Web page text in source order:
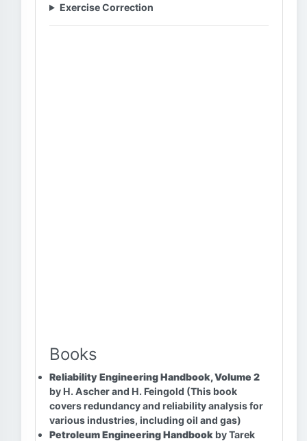
Exercise Correction
Books
Reliability Engineering Handbook, Volume 2
by H. Ascher and H. Feingold (This book
covers redundancy and reliability analysis for
various industries, including oil and gas)
Petroleum Engineering Handbook by Tarek